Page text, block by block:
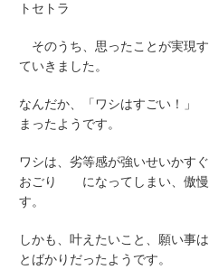
トセトラ
そのうち、思ったことが実現
ていきました。
なんだか、「ワシはすごい！」
まったようです。
ワシは、劣等感が強いせいか
おごり になってしまい、傲慢
す。
しかも、叶えたいこと、願い事
とばかりだったようです。